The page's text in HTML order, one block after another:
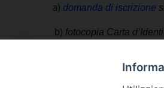
a) domanda di iscrizione
b) fotocopia Carta